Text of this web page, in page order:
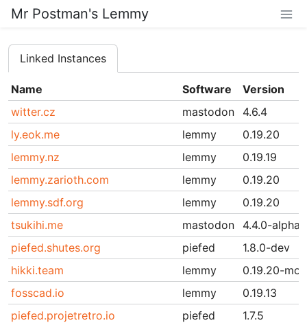
Mr Postman's Lemmy
Linked Instances
Name Software
Version
witter.cz
mastodon
4.6.4
ly.eok.me
lemmy
0.19.20
lemmy.nz
lemmy
0.19.19
lemmy.zarioth.com
lemmy
0.19.20
lemmy.sdf.org
lemmy
0.19.20
tsukihi.me
mastodon
4.4.0-
piefed.shutes.org
piefed
1.8.0-dev
hikki.team
lemmy
0.19.20-
fosscad.io
lemmy
0.19.13
piefed.projetretro.io
piefed
1.7.5